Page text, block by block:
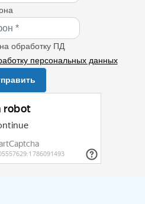
обработку ПД
персональных данных